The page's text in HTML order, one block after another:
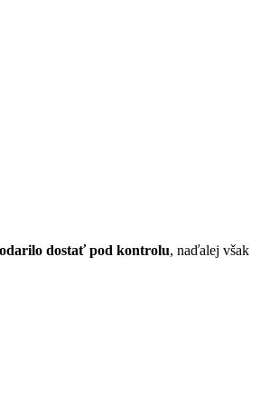
dostať pod kontrolu, naďalej však